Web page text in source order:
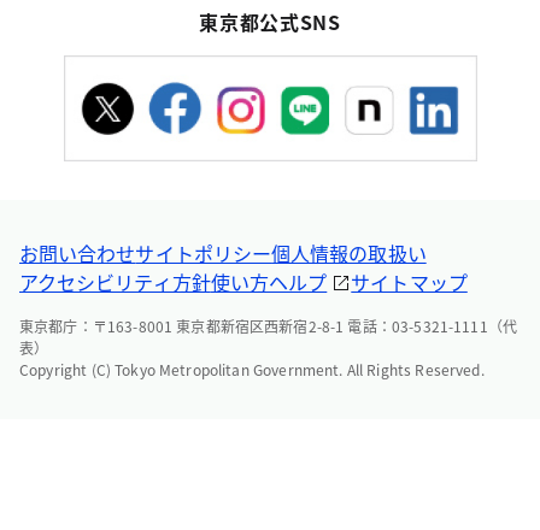
東京都公式SNS
お問い合わせサイトポリシー個人情報の取扱い
アクセシビリティ方針使い方ヘルプ サイトマップ
東京都庁：〒163-8001 東京都新宿区西新宿2-8-1 電話：03-5321-1111（代
表）
Copyright (C) Tokyo Metropolitan Government. All Rights Reserved.